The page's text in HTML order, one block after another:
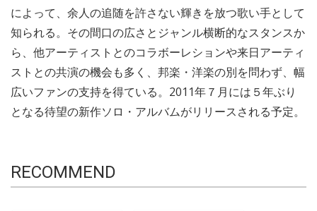
によって、余人の追随を許さない輝きを放つ歌い手として
知られる。その間口の広さとジャンル横断的なスタンスか
ら、他アーティストとのコラボーレションや来日アーティ
ストとの共演の機会も多く、邦楽・洋楽の別を問わず、幅
広いファンの支持を得ている。2011年７月には５年ぶり
となる待望の新作ソロ・アルバムがリリースされる予定。
RECOMMEND